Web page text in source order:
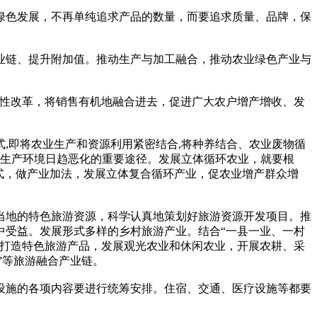
发展，不再单纯追求产品的数量，而要追求质量、品牌，保
、提升附加值。推动生产与加工融合，推动农业绿色产业与
改革，将销售有机地融合进去，促进广大农户增产增收、发
将农业生产和资源利用紧密结合,将种养结合、农业废物循
产环境日趋恶化的重要途径。发展立体循环农业，就要根
做产业加法，发展立体复合循环产业，促农业增产群众增
的特色旅游资源，科学认真地策划好旅游资源开发项目。推
益。发展形式多样的乡村旅游产业。结合“一县一业、一村
造特色旅游产品，发展观光农业和休闲农业，开展农耕、采
旅游融合产业链。
的各项内容要进行统筹安排。住宿、交通、医疗设施等都要